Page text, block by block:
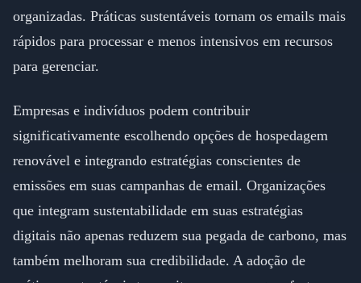
organizadas. Práticas sustentáveis tornam os emails mais
rápidos para processar e menos intensivos em recursos
para gerenciar.
Empresas e indivíduos podem contribuir
significativamente escolhendo opções de hospedagem
renovável e integrando estratégias conscientes de
emissões em suas campanhas de email. Organizações
que integram sustentabilidade em suas estratégias
digitais não apenas reduzem sua pegada de carbono, mas
também melhoram sua credibilidade. A adoção de